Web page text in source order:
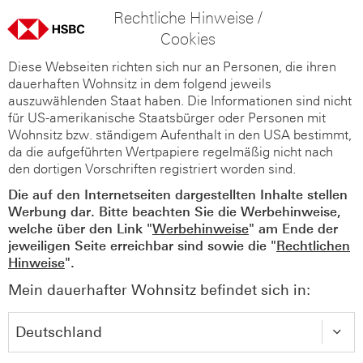
Rechtliche Hinweise /
Cookies
Diese Webseiten richten sich nur an Personen, die ihren
dauerhaften Wohnsitz in dem folgend jeweils
auszuwählenden Staat haben. Die Informationen sind nicht
für US-amerikanische Staatsbürger oder Personen mit
Wohnsitz bzw. ständigem Aufenthalt in den USA bestimmt,
da die aufgeführten Wertpapiere regelmäßig nicht nach
den dortigen Vorschriften registriert worden sind.
Die auf den Internetseiten dargestellten Inhalte stellen
Werbung dar. Bitte beachten Sie die Werbehinweise,
welche über den Link "Werbehinweise" am Ende der
jeweiligen Seite erreichbar sind sowie die "Rechtlichen
Hinweise".
Mein dauerhafter Wohnsitz befindet sich in: